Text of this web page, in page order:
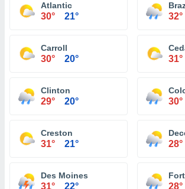
Atlantic
30° 21° 32°
Carroll
30° 20° 31°
Clinton
29° 20° 30°
Creston
31° 21° 28°
Des Moines
31° 22° 28°